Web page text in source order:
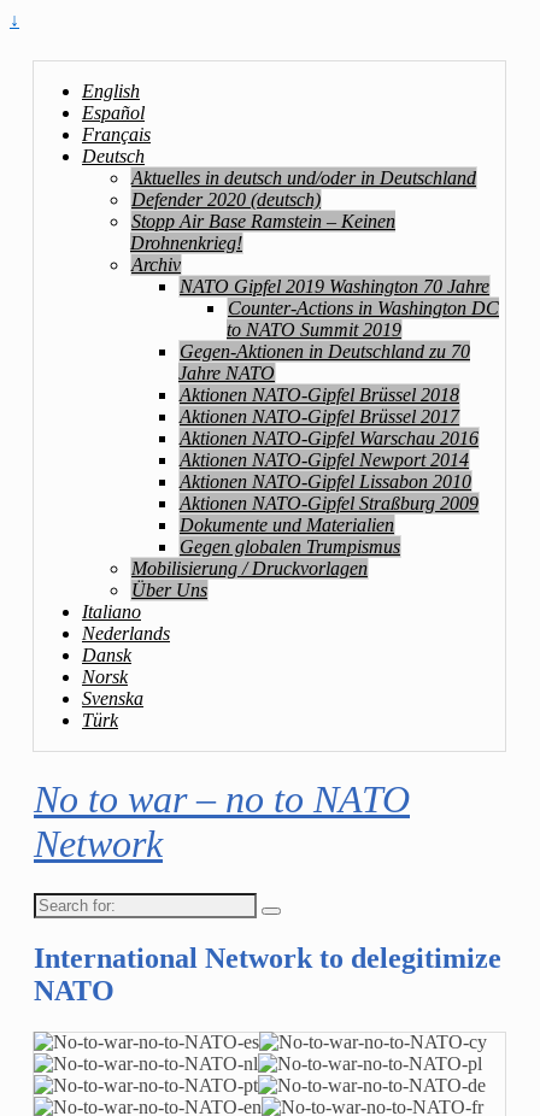
↓
English
Español
Français
Deutsch
Aktuelles in deutsch und/oder in Deutschland
Defender 2020 (deutsch)
Stopp Air Base Ramstein – Keinen
Drohnenkrieg!
Archiv
NATO Gipfel 2019 Washington 70 Jahre
Counter-Actions in Washington DC
to NATO Summit 2019
Gegen-Aktionen in Deutschland zu 70
Jahre NATO
Aktionen NATO-Gipfel Brüssel 2018
Aktionen NATO-Gipfel Brüssel 2017
Aktionen NATO-Gipfel Warschau 2016
Aktionen NATO-Gipfel Newport 2014
Aktionen NATO-Gipfel Lissabon 2010
Aktionen NATO-Gipfel Straßburg 2009
Dokumente und Materialien
Gegen globalen Trumpismus
Mobilisierung / Druckvorlagen
Über Uns
Italiano
Nederlands
Dansk
Norsk
Svenska
Türk
No to war – no to NATO
Network
Search
for:
International Network to delegitimize
NATO